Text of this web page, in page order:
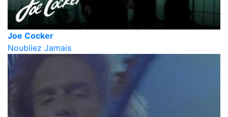
Joe Cocker
Noubliez Jamais